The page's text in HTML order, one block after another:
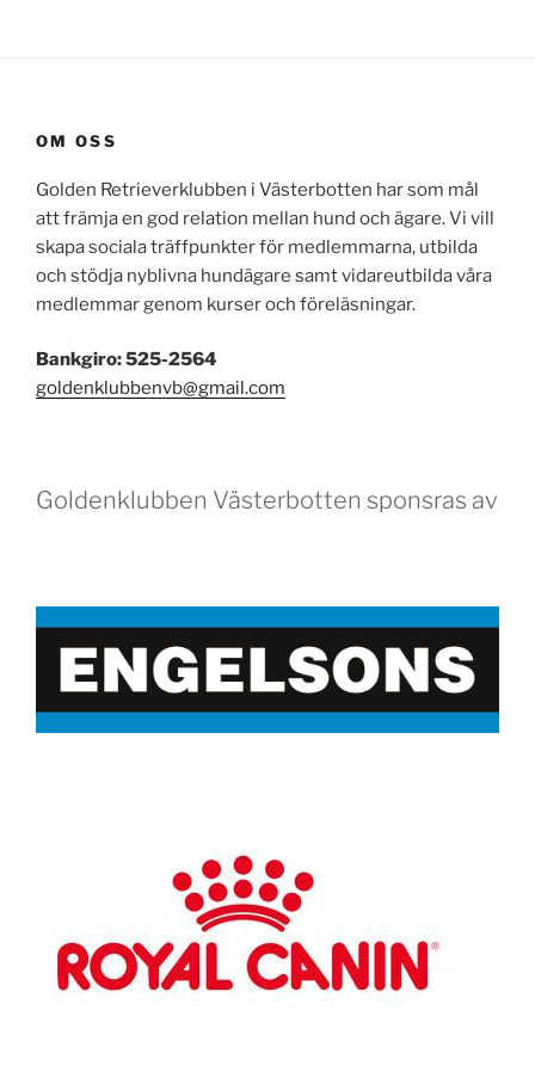
OM OSS
Golden Retrieverklubben i Västerbotten har som mål
att främja en god relation mellan hund och ägare. Vi vill
skapa sociala träffpunkter för medlemmarna, utbilda
och stödja nyblivna hundägare samt vidareutbilda våra
medlemmar genom kurser och föreläsningar.
Bankgiro: 525-2564
goldenklubbenvb@gmail.com
Goldenklubben Västerbotten sponsras av